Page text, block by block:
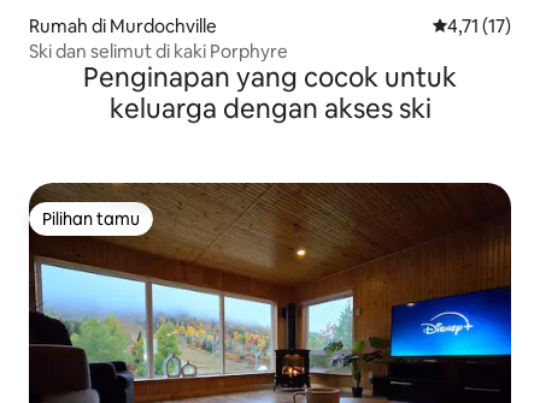
Rumah di Murdochville Nilai rata-
4,71 (17)
Ski dan selimut di kaki Porphyre
Penginapan yang cocok untuk
keluarga dengan akses ski
Pilihan tamu
Pilihan tamu